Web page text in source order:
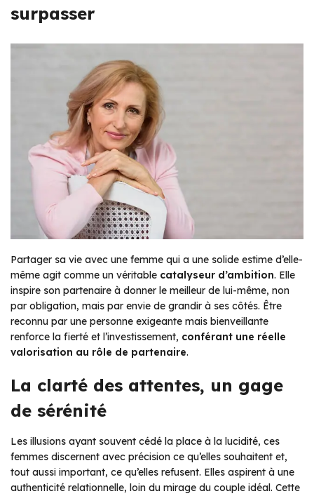
surpasser
Partager sa vie avec une femme qui a une solide estime d’elle-
même agit comme un véritable catalyseur d’ambition. Elle
inspire son partenaire à donner le meilleur de lui-même, non
par obligation, mais par envie de grandir à ses côtés. Être
reconnu par une personne exigeante mais bienveillante
renforce la fierté et l’investissement, conférant une réelle
valorisation au rôle de partenaire.
La clarté des attentes, un gage
de sérénité
Les illusions ayant souvent cédé la place à la lucidité, ces
femmes discernent avec précision ce qu’elles souhaitent et,
tout aussi important, ce qu’elles refusent. Elles aspirent à une
authenticité relationnelle, loin du mirage du couple idéal. Cette